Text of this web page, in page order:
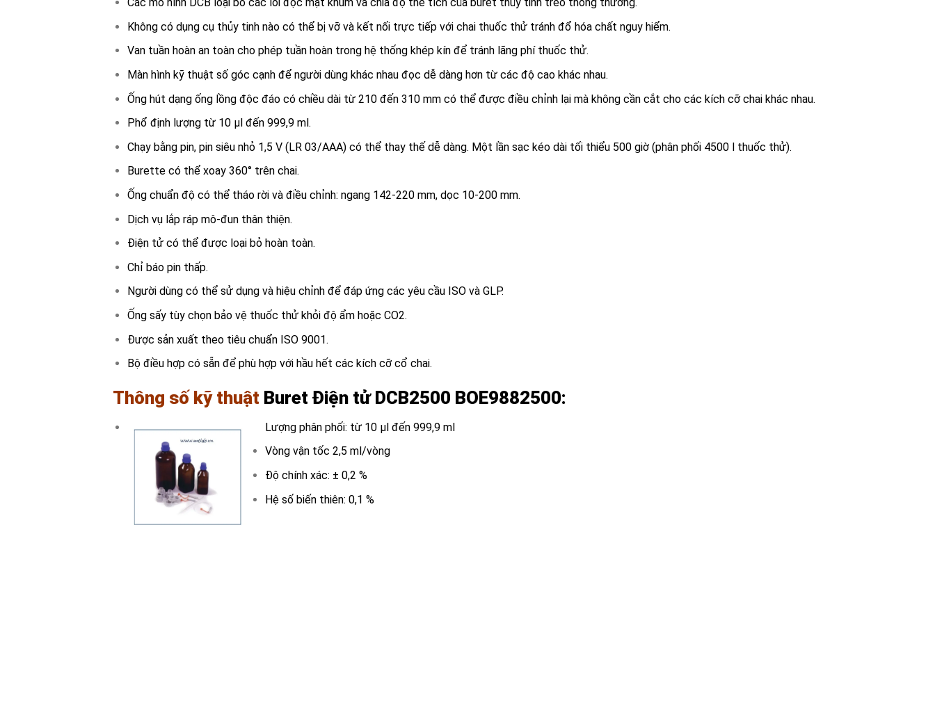
Không có dụng cụ thủy tinh nào có thể bị vỡ và kết nối trực tiếp với chai thuốc thử tránh đổ hóa chất nguy hiểm.
Van tuần hoàn an toàn cho phép tuần hoàn trong hệ thống khép kín để tránh lãng phí thuốc thử.
Màn hình kỹ thuật số góc cạnh để người dùng khác nhau đọc dễ dàng hơn từ các độ cao khác nhau.
Ống hút dạng ống lồng độc đáo có chiều dài từ 210 đến 310 mm có thể được điều chỉnh lại mà không cần cắt cho các kích cỡ chai khác nhau.
Phổ định lượng từ 10 µl đến 999,9 ml.
Chạy bằng pin, pin siêu nhỏ 1,5 V (LR 03/AAA) có thể thay thế dễ dàng. Một lần sạc kéo dài tối thiểu 500 giờ (phân phối 4500 l thuốc thử).
Burette có thể xoay 360° trên chai.
Ống chuẩn độ có thể tháo rời và điều chỉnh: ngang 142-220 mm, dọc 10-200 mm.
Dịch vụ lắp ráp mô-đun thân thiện.
Điện tử có thể được loại bỏ hoàn toàn.
Chỉ báo pin thấp.
Người dùng có thể sử dụng và hiệu chỉnh để đáp ứng các yêu cầu ISO và GLP.
Ống sấy tùy chọn bảo vệ thuốc thử khỏi độ ẩm hoặc CO2.
Được sản xuất theo tiêu chuẩn ISO 9001.
Bộ điều hợp có sẵn để phù hợp với hầu hết các kích cỡ cổ chai.
Thông số kỹ thuật Buret Điện tử DCB2500 BOE9882500:
Lượng phân phối: từ 10 µl đến 999,9 ml
Vòng vận tốc 2,5 ml/vòng
Độ chính xác: ± 0,2 %
Hệ số biến thiên: 0,1 %